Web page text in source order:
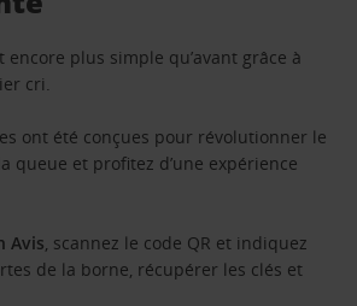
plus simple qu’avant grâce à
cri.
ont été conçues pour révolutionner le
queue et profitez d’une expérience
Avis, scannez le code QR et indiquez
de la borne, récupérer les clés et